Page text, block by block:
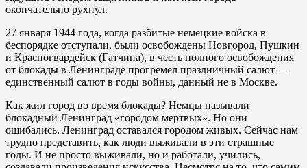
окончательно рухнул.
27 января 1944 года, когда разбитые немецкие войска в
беспорядке отступали, были освобождены Новгород, Пушкин
и Красногвардейск (Гатчина), в честь полного освобождения
от блокады в Ленинграде прогремел праздничный салют —
единственный салют в годы войны, данный не в Москве.
Как жил город во время блокады? Немцы называли
блокадный Ленинград «городом мертвых». Но они
ошибались. Ленинград оставался городом живых. Сейчас нам
трудно представить, как люди выживали в эти страшные
годы. И не просто выживали, но и работали, учились,